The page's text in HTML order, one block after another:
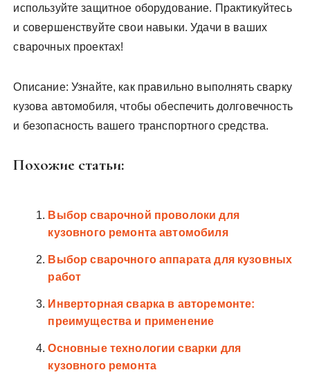
используйте защитное оборудование. Практикуйтесь
и совершенствуйте свои навыки. Удачи в ваших
сварочных проектах!
Описание: Узнайте, как правильно выполнять сварку
кузова автомобиля, чтобы обеспечить долговечность
и безопасность вашего транспортного средства.
Похожие статьи:
Выбор сварочной проволоки для
кузовного ремонта автомобиля
Выбор сварочного аппарата для кузовных
работ
Инверторная сварка в авторемонте:
преимущества и применение
Основные технологии сварки для
кузовного ремонта